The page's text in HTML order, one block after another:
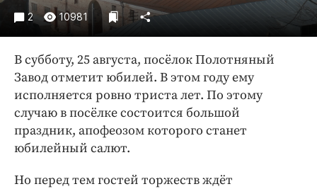
ПРОЕКТЫ
Блоги
Издания
Медиаперсона
Интересное чтиво
Клиника года
Бренд года
2 10981
В субботу, 25 августа, посёлок Полотняный
Завод отметит юбилей. В этом году ему
исполняется ровно триста лет. По этому
случаю в посёлке состоится большой
праздник, апофеозом которого станет
юбилейный салют.
Но перед тем гостей торжеств ждёт